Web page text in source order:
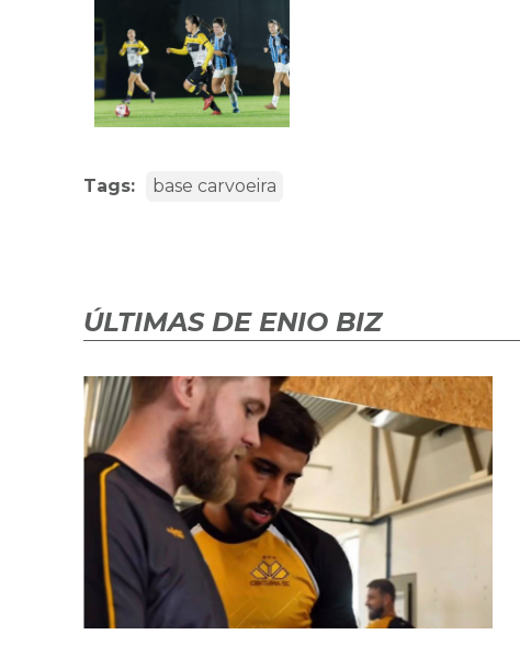
Tags: base carvoeira
ÚLTIMAS DE ENIO BIZ